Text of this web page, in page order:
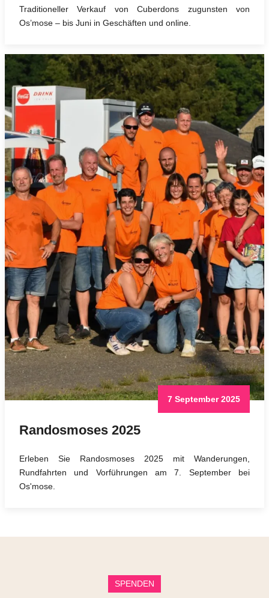
Traditioneller Verkauf von Cuberdons zugunsten von
Os’mose – bis Juni in Geschäften und online.
7 September 2025
Randosmoses 2025
Erleben Sie Randosmoses 2025 mit Wanderungen,
Rundfahrten und Vorführungen am 7. September bei
Os'mose.
SPENDEN